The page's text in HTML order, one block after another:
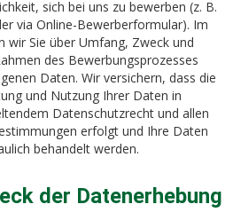
sich bei uns zu bewerben (z. B.
via Online-Bewerberformular). Im
wir Sie über Umfang, Zweck und
des Bewerbungsprozesses
Daten. Wir versichern, dass die
und Nutzung Ihrer Daten in
Datenschutzrecht und allen
erfolgt und Ihre Daten
behandelt werden.
der Datenerhebung